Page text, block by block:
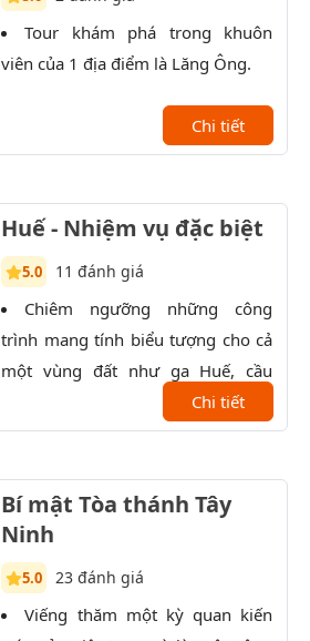
Tour khám phá trong khuôn
viên của 1 địa điểm là Lăng Ông.
Chi tiết
Huế - Nhiệm vụ đặc biệt
5.0 11 đánh giá
Chiêm ngưỡng những công
trình mang tính biểu tượng cho cả
một vùng đất như ga Huế, cầu
Trường Tiền, trường Quốc Học,...
lên
Chi tiết
Bí mật Tòa thánh Tây
Ninh
5.0 23 đánh giá
Viếng thăm một kỳ quan kiến